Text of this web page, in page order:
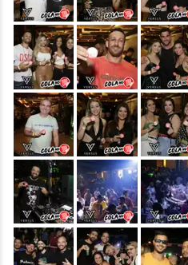
&nbsp; &nbsp; &nbsp;
&nbsp; &nbsp; &nbsp;
&nbsp; &nbsp; &nbsp;
&nbsp; &nbsp; &nbsp;